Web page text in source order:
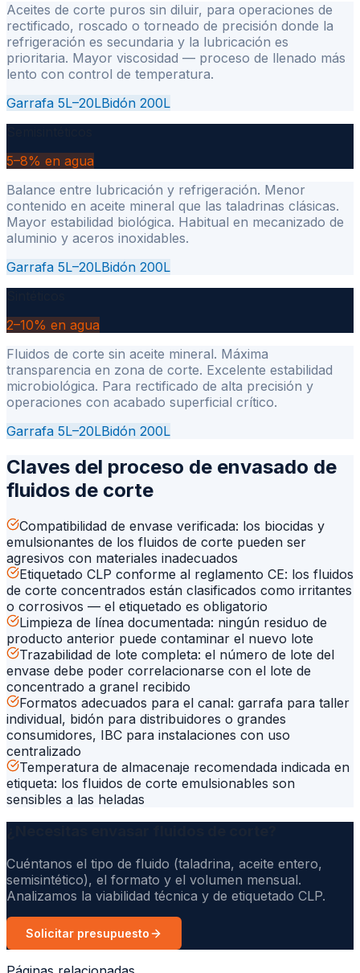
Aceites de corte puros sin diluir, para operaciones de
rectificado, roscado o torneado de precisión donde la
refrigeración es secundaria y la lubricación es
prioritaria. Mayor viscosidad — proceso de llenado más
lento con control de temperatura.
Garrafa 5L–20LBidón 200L
5–8% en agua
Balance entre lubricación y refrigeración. Menor
contenido en aceite mineral que las taladrinas clásicas.
Mayor estabilidad biológica. Habitual en mecanizado de
aluminio y aceros inoxidables.
Garrafa 5L–20LBidón 200L
2–10% en agua
Fluidos de corte sin aceite mineral. Máxima
transparencia en zona de corte. Excelente estabilidad
microbiológica. Para rectificado de alta precisión y
operaciones con acabado superficial crítico.
Garrafa 5L–20LBidón 200L
Claves del proceso de envasado de
fluidos de corte
Compatibilidad de envase verificada: los biocidas y
emulsionantes de los fluidos de corte pueden ser
agresivos con materiales inadecuados
Etiquetado CLP conforme al reglamento CE: los fluidos
de corte concentrados están clasificados como irritantes
o corrosivos — el etiquetado es obligatorio
Limpieza de línea documentada: ningún residuo de
producto anterior puede contaminar el nuevo lote
Trazabilidad de lote completa: el número de lote del
envase debe poder correlacionarse con el lote de
concentrado a granel recibido
Formatos adecuados para el canal: garrafa para taller
individual, bidón para distribuidores o grandes
consumidores, IBC para instalaciones con uso
centralizado
Temperatura de almacenaje recomendada indicada en
etiqueta: los fluidos de corte emulsionables son
sensibles a las heladas
Cuéntanos el tipo de fluido (taladrina, aceite entero,
semisintético), el formato y el volumen mensual.
Analizamos la viabilidad técnica y de etiquetado CLP.
Solicitar presupuesto